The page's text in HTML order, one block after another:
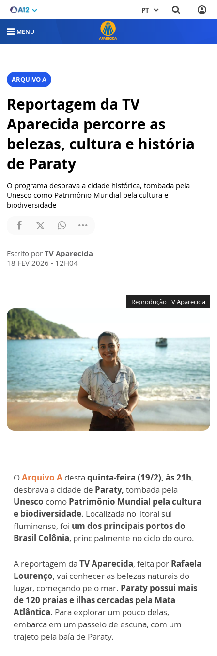
PT
MENU
ARQUIVO A
Reportagem da TV
Aparecida percorre as
belezas, cultura e história
de Paraty
O programa desbrava a cidade histórica, tombada pela
Unesco como Patrimônio Mundial pela cultura e
biodiversidade
Escrito por TV Aparecida
18 FEV 2026 - 12H04
Reprodução TV Aparecida
OArquivo A desta quinta-feira (19/2), às 21h,
desbrava a cidade de Paraty, tombada pela
Unesco como Patrimônio Mundial pela cultura
e biodiversidade. Localizada no litoral sul
fluminense, foi um dos principais portos do
Brasil Colônia, principalmente no ciclo do ouro.
A reportagem da TV Aparecida, feita por Rafaela
Lourenço, vai conhecer as belezas naturais do
lugar, começando pelo mar. Paraty possui mais
de 120 praias e ilhas cercadas pela Mata
Atlântica. Para explorar um pouco delas,
embarca em um passeio de escuna, com um
trajeto pela baía de Paraty.